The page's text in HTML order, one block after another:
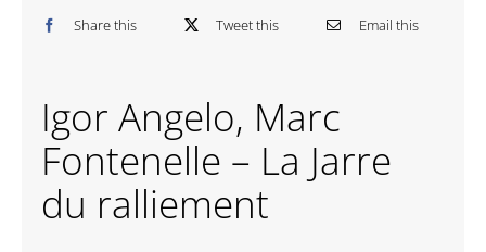
Share this Tweet this Email this
Igor Angelo, Marc
Fontenelle – La Jarre
du ralliement